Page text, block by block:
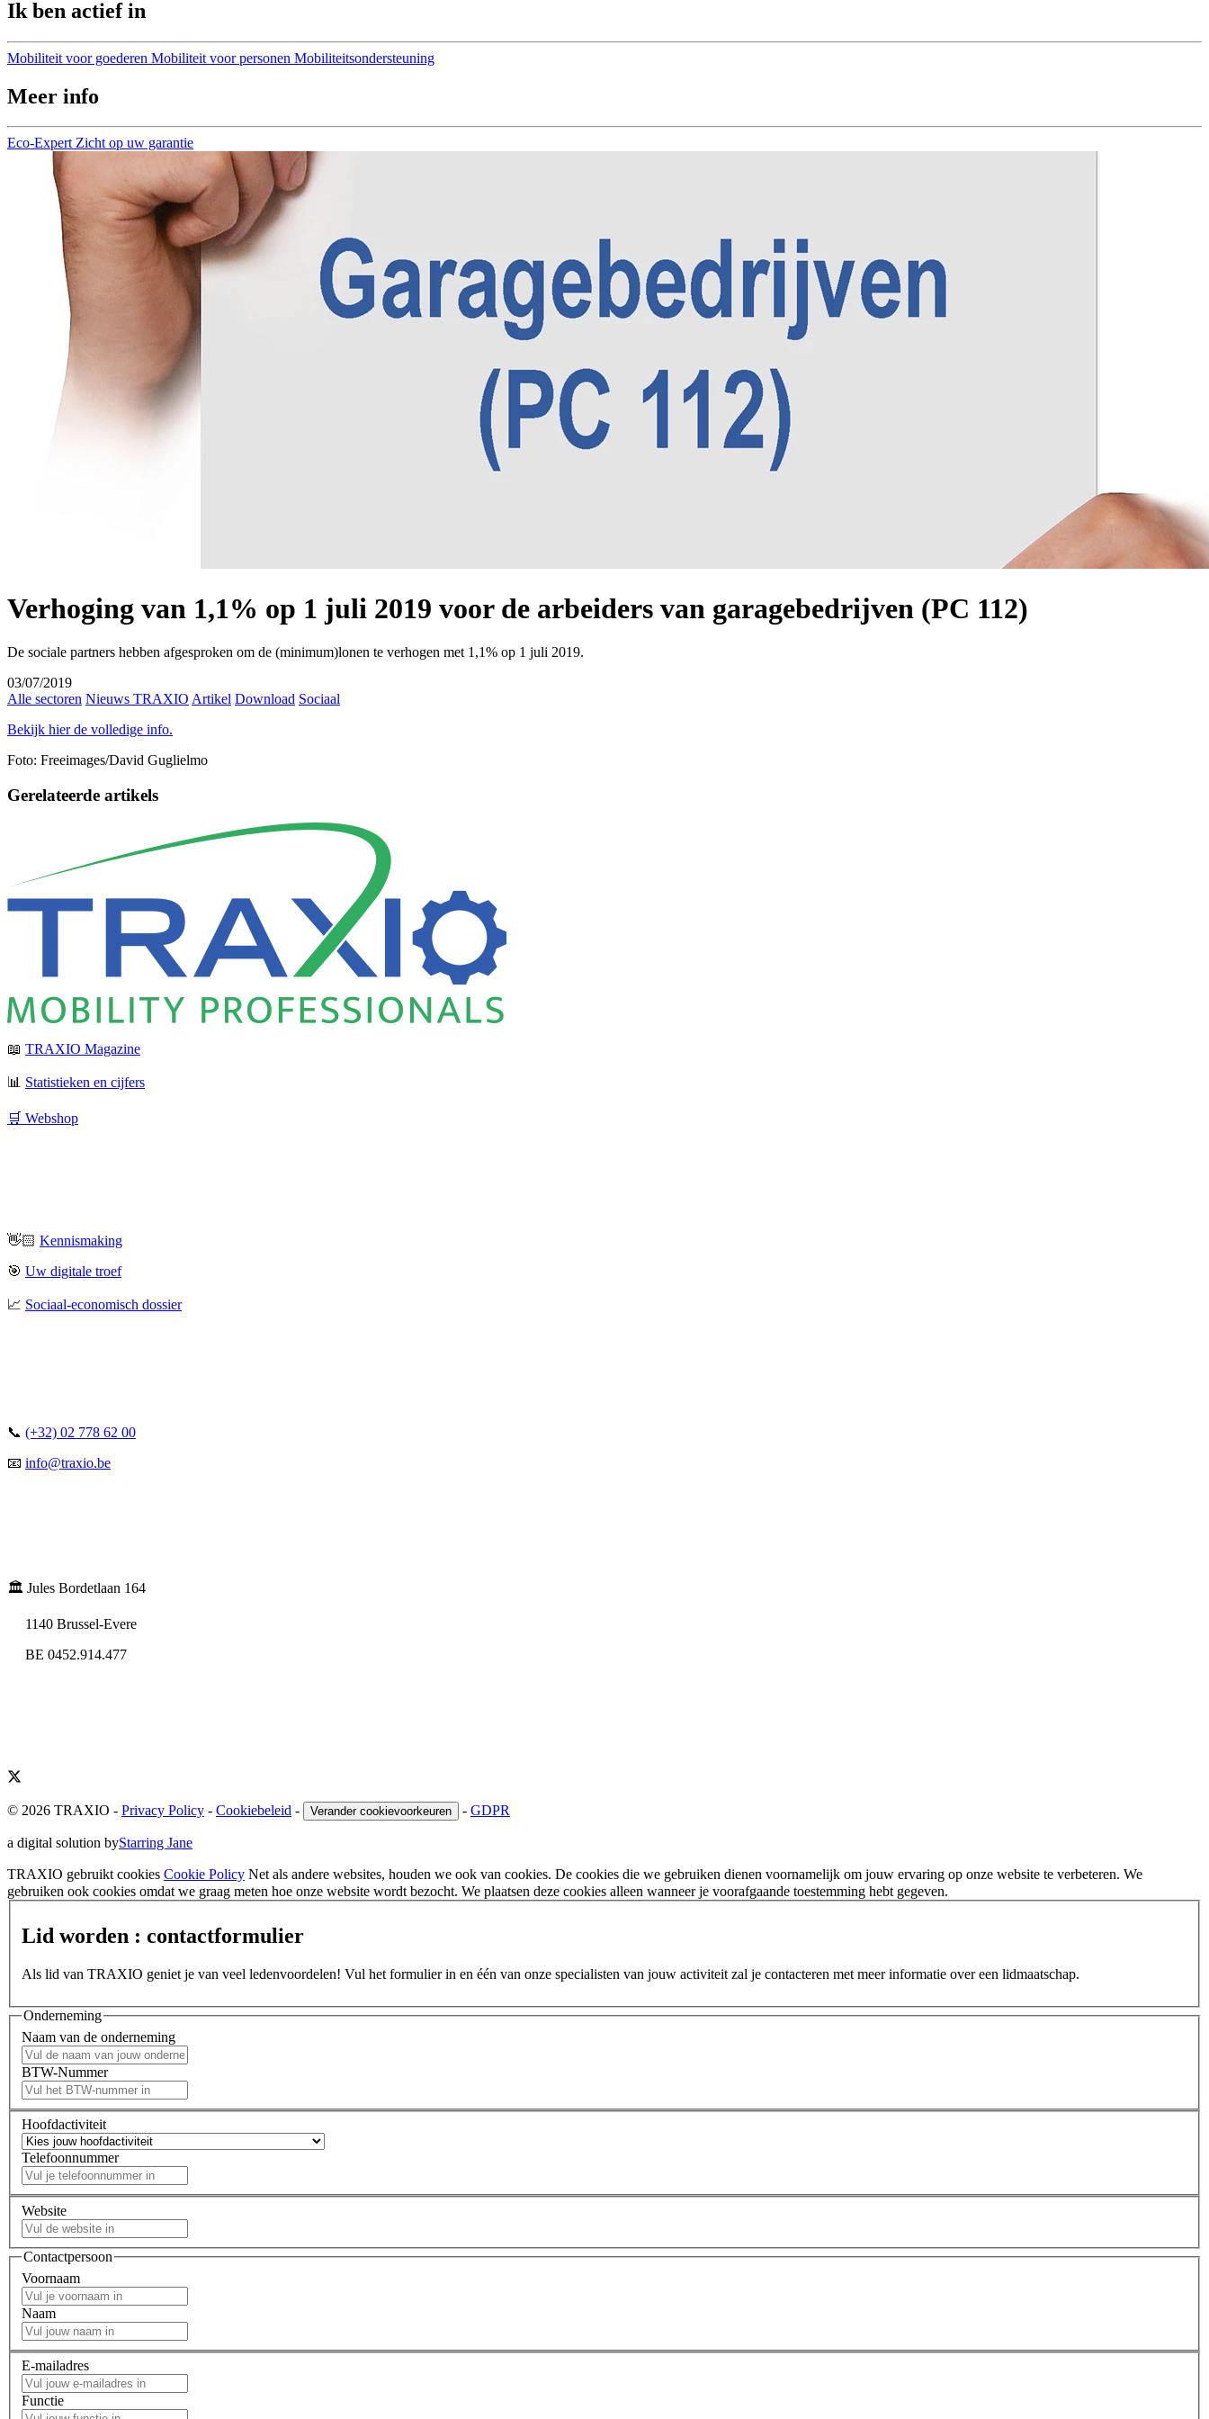
Ik ben actief in
Mobiliteit voor goederen Mobiliteit voor personen Mobiliteitsondersteuning
Meer info
Eco-Expert Zicht op uw garantie
Verhoging van 1,1% op 1 juli 2019 voor de arbeiders van garagebedrijven (PC 112)
De sociale partners hebben afgesproken om de (minimum)lonen te verhogen met 1,1% op 1 juli 2019.
03/07/2019
Alle sectoren Nieuws TRAXIO Artikel Download Sociaal
Bekijk hier de volledige info.
Foto: Freeimages/David Guglielmo
Gerelateerde artikels
📖 TRAXIO Magazine
📊 Statistieken en cijfers
🛒 Webshop
👋🏻 Kennismaking
🎯 Uw digitale troef
📈 Sociaal-economisch dossier
📞 (+32) 02 778 62 00
📧 info@traxio.be
🏛️ Jules Bordetlaan 164
1140 Brussel-Evere
BE 0452.914.477
© 2026 TRAXIO - Privacy Policy - Cookiebeleid - Verander cookievoorkeuren - GDPR
a digital solution byStarring Jane
TRAXIO gebruikt cookies Cookie Policy Net als andere websites, houden we ook van cookies. De cookies die we gebruiken dienen voornamelijk om jouw ervaring op onze website te verbeteren. We
gebruiken ook cookies omdat we graag meten hoe onze website wordt bezocht. We plaatsen deze cookies alleen wanneer je voorafgaande toestemming hebt gegeven.
Lid worden : contactformulier
Als lid van TRAXIO geniet je van veel ledenvoordelen! Vul het formulier in en één van onze specialisten van jouw activiteit zal je contacteren met meer informatie over een lidmaatschap.
Onderneming
Naam van de onderneming
BTW-Nummer
Hoofdactiviteit
Telefoonnummer
Website
Contactpersoon
Voornaam
Naam
E-mailadres
Functie